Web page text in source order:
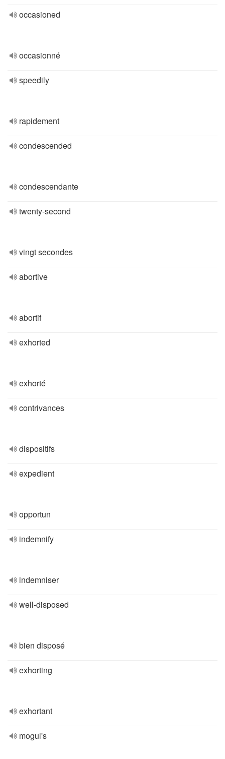
occasioned
occasionné
speedily
rapidement
condescended
condescendante
twenty-second
vingt secondes
abortive
abortif
exhorted
exhorté
contrivances
dispositifs
expedient
opportun
indemnify
indemniser
well-disposed
bien disposé
exhorting
exhortant
mogul's